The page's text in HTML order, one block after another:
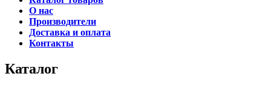
О нас
Производители
Доставка и оплата
Контакты
Каталог